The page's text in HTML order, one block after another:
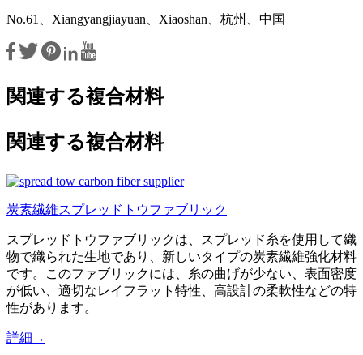
No.61、Xiangyangjiayuan、Xiaoshan、杭州、中国
関連する複合材料
関連する複合材料
炭素繊維スプレッドトウファブリック
スプレッドトウファブリックは、スプレッド糸を使用して織
物で織られた生地であり、新しいタイプの炭素繊維強化材料
です。このファブリックには、糸の曲げが少ない、表面密度
が低い、適切なレイフラット特性、高設計の柔軟性などの特
性があります。
詳細→